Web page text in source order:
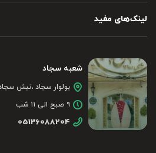
لینک‌های مفید
شعبه سجاد
بولوار سجاد ،نبش سجاد 21 (خیابان
۹ صبح الی ۱۱ شب
05136088204